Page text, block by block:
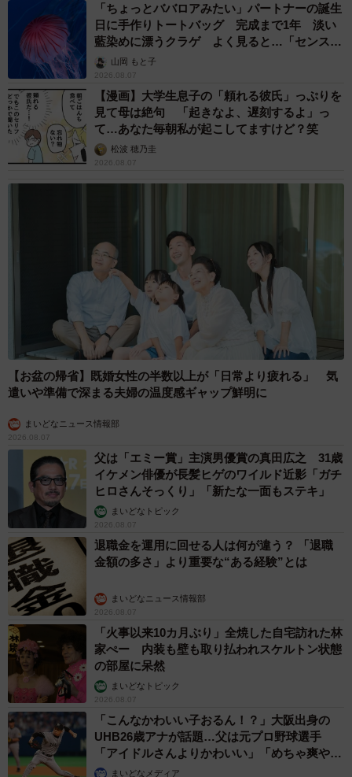
「ちょっとババロアみたい」パートナーの誕生
日に手作りトートバッグ 完成まで1年 淡い
藍染めに漂うクラゲ よく見ると…「センスす
ごい」山岡 もと子
2026.08.07
【漫画】大学生息子の「頼れる彼氏」っぷりを
見て母は絶句 「起きなよ、遅刻するよ」っ
て…あなた毎朝私が起こしてますけど？笑
松波 穂乃圭
2026.08.07
【お盆の帰省】既婚女性の半数以上が「日常より疲れる」 気
遣いや準備で深まる夫婦の温度感ギャップ鮮明に
まいどなニュース情報部
2026.08.07
父は「エミー賞」主演男優賞の真田広之 31歳
イケメン俳優が長髪ヒゲのワイルド近影「ガチ
ヒロさんそっくり」「新たな一面もステキ」
まいどなトピック
2026.08.07
退職金を運用に回せる人は何が違う？ 「退職
金額の多さ」より重要な“ある経験”とは
まいどなニュース情報部
2026.08.07
「火事以来10カ月ぶり」全焼した自宅訪れた林
家ぺー 内装も壁も取り払われスケルトン状態
の部屋に呆然
まいどなトピック
2026.08.07
「こんなかわいい子おるん！？」大阪出身の
UHB26歳アナが話題…父は元プロ野球選手
「アイドルさんよりかわいい」「めちゃ爽や
か」まいどなメディア